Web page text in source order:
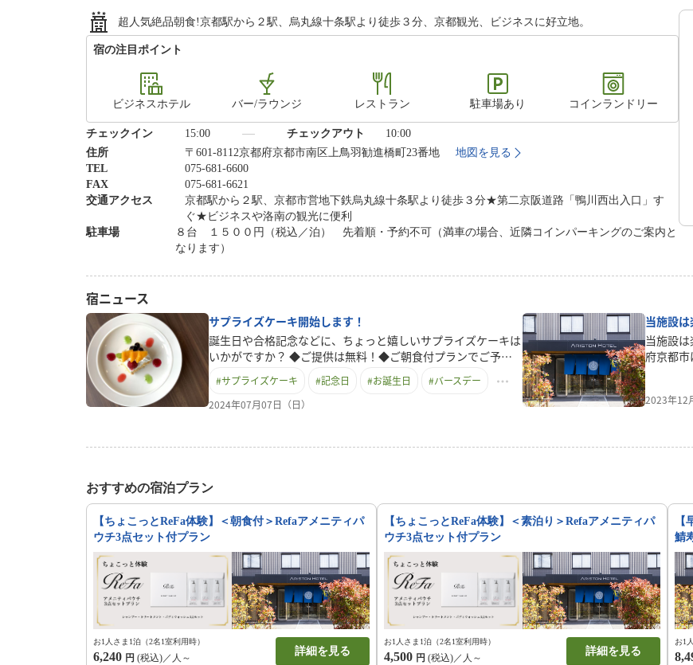
超人気絶品朝食!京都駅から２駅、烏丸線十条駅より徒歩３分、京都観光、ビジネスに好立地。
宿の注目ポイント
ビジネスホテル バー/ラウンジ レストラン 駐車場あり コインランドリー
チェックイン 15:00 チェックアウト
10:00
住所
〒601-8112京都府京都市南区上鳥羽勧進橋町23番地
地図を見る
TEL
075-681-6600
FAX
075-681-6621
交通アクセス
京都駅から２駅、京都市営地下鉄烏丸線十条駅より徒歩３分★第二京阪道路「鴨川西出入口」す
ぐ★ビジネスや洛南の観光に便利
駐車場
８台 １５００円（税込／泊） 先着順・予約不可（満車の場合、近隣コインパーキングのご案内と
なります）
宿ニュース
サプライズケーキ開始します！
誕生日や合格記念などに、ちょっと嬉しいサプライズケーキは
いかがですか？ ◆ご提供は無料！◆ご朝食付プランでご予約
のお客様に限ります◆結婚記念日などお2人の記念日もご提供
は1個のみです◆ご宿泊一週間前までにホテルへご連絡くださ
い ホテルの返答をもちまして受付が完了となります ※画像
#サプライズケーキ #記念日 #お誕生日 #バースデー
2024年07月07日（日）
当施設
当施設
府京都
なります
ひご利
泊予約
きる！
３．寄
４．当
2023年12
おすすめの宿泊プラン
【ちょこっとReFa体験】＜朝食付＞Refaアメニティパ
ウチ3点セット付プラン
お1人さま1泊（2名1室利用時）
6,240 円 (税込)／人～
詳細を見る
【ちょこっとReFa体験】＜素泊り＞Refaアメニティパ
ウチ3点セット付プラン
お1人さま1泊（2名1室利用時）
4,500 円 (税込)／人～
詳細を見る
鯖
お1